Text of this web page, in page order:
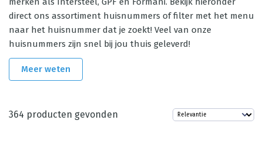
direct ons assortiment huisnummers of filter met het menu
naar het huisnummer dat je zoekt! Veel van onze
huisnummers zijn snel bij jou thuis geleverd!
Meer weten
364 producten gevonden